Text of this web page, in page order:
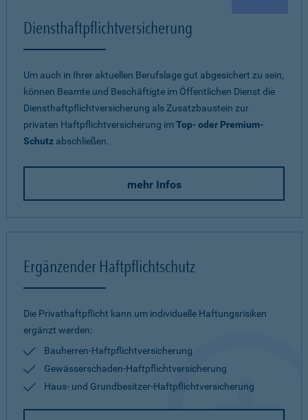
Diensthaftpflichtversicherung
Um auch in Ihrer aktuellen Berufslage gut abgesichert zu sein,
können Beamte und Beschäftigte im Öffentlichen Dienst die
Diensthaftpflichtversicherung als Zusatzbaustein zur
privaten Haftpflichtversicherung imTop- oder Premium-
Schutz abschließen.
mehr Infos
Ergänzender Haftpflichtschutz
Die Privathaftpflicht kann um individuelle Haftungsrisiken
ergänzt werden:
Bauherren-Haftpflichtversicherung
Gewässerschaden-Haftpflichtversicherung
Haus- und Grundbesitzer-Haftpflichtversicherung